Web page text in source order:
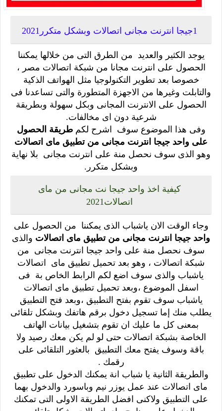
1جيجا انترنت مجانى اتصالات وبشكل متكرر2021
يوجد الكثير والعديد من الطرق التى من خلالها يمكننا
الحصول على انترنت مجانا من شبكة اتصالات مصر ،
خصوصا بعد تطوير التكنولوجيا مثل الهواتف الذكية
والتابلت وغيرها من الاجهزة المتطورة والتى تساعدنا فى
الحصول على الانترنت المجانى وبكل سهولة وبطريقة
شرعية دون اى مخالفات.
وفى هذا الموضوع سوف اشرح لكمطريقة الحصول
على واحد جيجا انترنت مجانى من تطبيق ماى اتصالات
وهو الذى سوف نحصل منة على انترنت مجانى بلا نهاية
وبشكل متكرر.
كيفية اخذ واحد جيجا نت مجانى من ماى
اتصالات2021
وجاء الوقت الان ياشباب الذى يمكننا من الحصول على
واحد جيجا انترنت مجانى من تطبيق ماى اتصالات والذى
سوف نحصل منة على واحد جيجا انترنت مجانى من
شبكة اتصالات ، وهو بعد تحميل تطبيق ماى اتصالات
ياشباب والذى سوف اضع لكم الرابط الخاص بة فى
اسفل الموضوع ،وبعد تحميل تطبيق ماى اتصالات
ياشباب سوف تقوم بفتح التطبيق ،وبعد فتح التطبيق
يطلب منك إما تسجيل دخول برقم هاتفك وبشكل تلقائى
بمعنى كل ما عليك ان تقوم بتشغيل بيانات الهاتف
الخاصة بشبكة اتصالات حتى لو لم يكن معك رصيد ولا
باقة وسوف يفتح معك التطبيق بالعثور التلقائى على
رقمك .
والطريقة الثانية يا شباب انة يمكنك الدخول على تطبيق
ماى اتصالات عند عمل يوزر نيم وباسورد والدخول بهما
على التطبيق ولاكنى افضل الطريقة الاولى التى تمكنك